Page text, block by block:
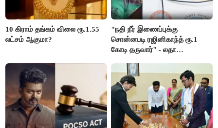
10 கிராம் தங்கம் விலை ரூ.1.55
லட்சம் ஆகுமா?
"நதி நீர் இணைப்புக்கு
சொன்னபடி ரஜினிகாந்த் ரூ.1
கோடி தருவார்" - லதா